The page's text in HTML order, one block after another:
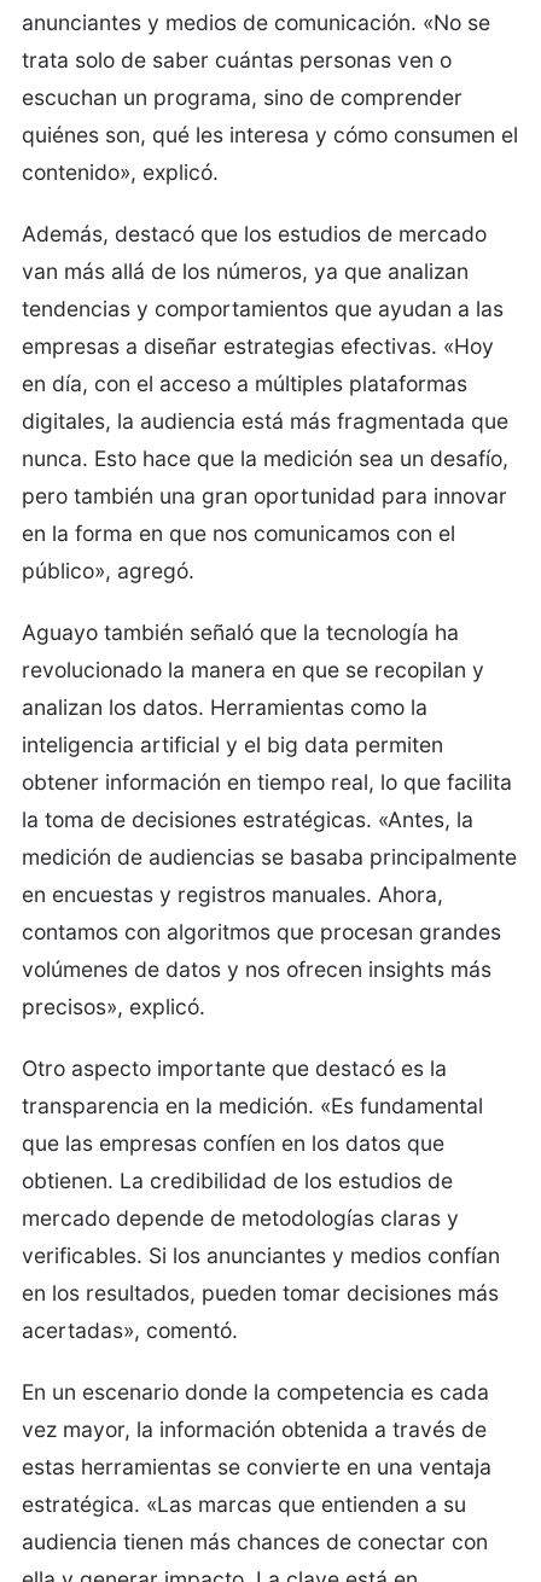
anunciantes y medios de comunicación. «No se
trata solo de saber cuántas personas ven o
escuchan un programa, sino de comprender
quiénes son, qué les interesa y cómo consumen el
contenido», explicó.
Además, destacó que los estudios de mercado
van más allá de los números, ya que analizan
tendencias y comportamientos que ayudan a las
empresas a diseñar estrategias efectivas. «Hoy
en día, con el acceso a múltiples plataformas
digitales, la audiencia está más fragmentada que
nunca. Esto hace que la medición sea un desafío,
pero también una gran oportunidad para innovar
en la forma en que nos comunicamos con el
público», agregó.
Aguayo también señaló que la tecnología ha
revolucionado la manera en que se recopilan y
analizan los datos. Herramientas como la
inteligencia artificial y el big data permiten
obtener información en tiempo real, lo que facilita
la toma de decisiones estratégicas. «Antes, la
medición de audiencias se basaba principalmente
en encuestas y registros manuales. Ahora,
contamos con algoritmos que procesan grandes
volúmenes de datos y nos ofrecen insights más
precisos», explicó.
Otro aspecto importante que destacó es la
transparencia en la medición. «Es fundamental
que las empresas confíen en los datos que
obtienen. La credibilidad de los estudios de
mercado depende de metodologías claras y
verificables. Si los anunciantes y medios confían
en los resultados, pueden tomar decisiones más
acertadas», comentó.
En un escenario donde la competencia es cada
vez mayor, la información obtenida a través de
estas herramientas se convierte en una ventaja
estratégica. «Las marcas que entienden a su
audiencia tienen más chances de conectar con